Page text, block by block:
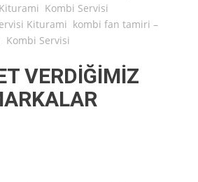
Kombi Servisi
Kiturami kombi fan tamiri –
Kombi Servisi
VERDİĞİMİZ